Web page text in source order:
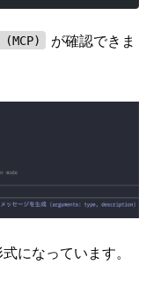
が確認できま
になっています。